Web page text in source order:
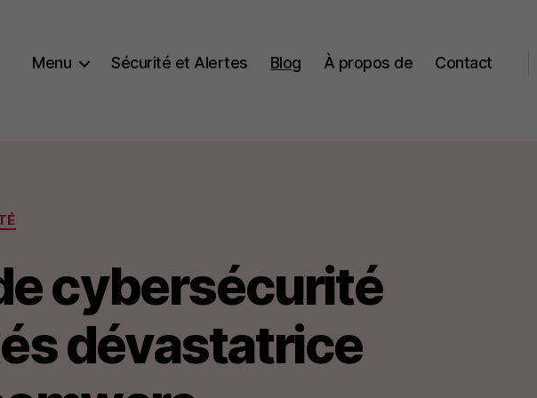
Menu Sécurité et Alertes Blog À propos de Contact
cybersécurité
dévastatrice